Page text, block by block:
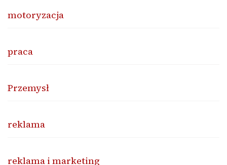
motoryzacja
praca
Przemysł
reklama
reklama i marketing